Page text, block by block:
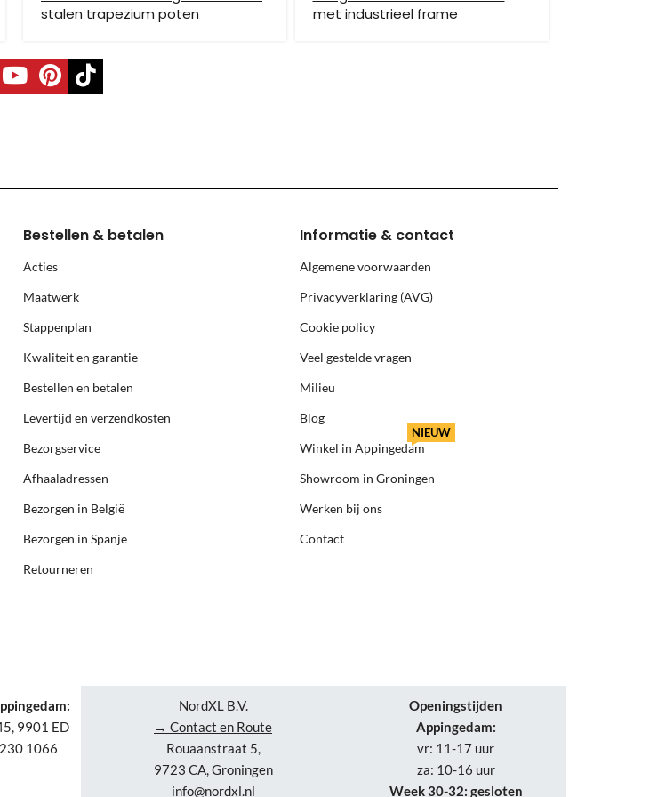
kunnen via DHL verstuurd worden, hiervoor brengen wij verzendkosten in rekening.
Ameland, Schiermonnikoog en Borkum)
stalen trapezium poten
met industrieel frame
Bestellen & betalen
Acties
Maatwerk
Stappenplan
Kwaliteit en garantie
Bestellen en betalen
Levertijd en verzendkosten
Bezorgservice
Afhaaladressen
Bezorgen in België
Bezorgen in Spanje
Retourneren
Informatie & contact
Algemene voorwaarden
Privacyverklaring (AVG)
Cookie policy
Veel gestelde vragen
Milieu
Blog
Winkel in Appingedam
NIEUW
Showroom in Groningen
Werken bij ons
Contact
9901 ED
1066
NordXL B.V.
→ Contact en Route
Rouaanstraat 5,
9723 CA, Groningen
info@nordxl.nl
Openingstijden
Appingedam:
vr: 11-17 uur
za: 10-16 uur
Week 30-32: gesloten